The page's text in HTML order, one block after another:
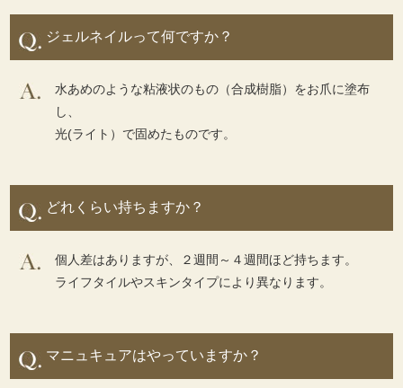
ジェルネイルって何ですか？
水あめのような粘液状のもの（合成樹脂）をお爪に塗布
し、
光(ライト）で固めたものです。
どれくらい持ちますか？
個人差はありますが、２週間～４週間ほど持ちます。
ライフタイルやスキンタイプにより異なります。
マニュキュアはやっていますか？